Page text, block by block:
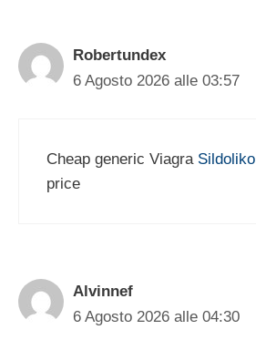
Robertundex
6 Agosto 2026 alle 03:57
Cheap generic Viagra Sildoliko
price
Alvinnef
6 Agosto 2026 alle 04:30